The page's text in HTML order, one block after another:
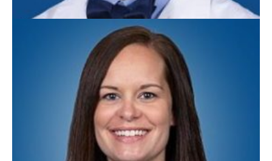
Ethan Weshinskey, PA-C
Medicina Familiar